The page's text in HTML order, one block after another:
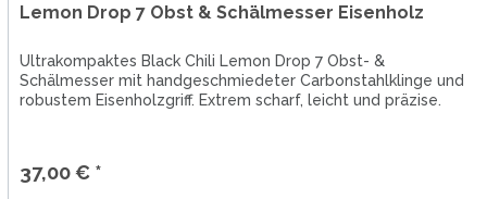
Lemon Drop 7 Obst & Schälmesser Eisenholz
Ultrakompaktes Black Chili Lemon Drop 7 Obst- &
Schälmesser mit handgeschmiedeter Carbonstahlklinge und
robustem Eisenholzgriff. Extrem scharf, leicht und präzise.
37,00 € *